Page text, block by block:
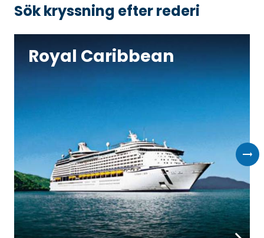
Sök kryssning efter rederi
Royal Caribbean